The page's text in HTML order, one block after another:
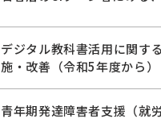
デジタル教科書活用に関す
施・改善（令和5年度から）
青年期発達障害者支援（就